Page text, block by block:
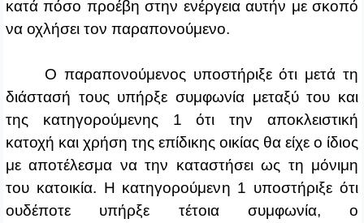
κατά πόσο προέβη στην ενέργεια αυτήν με σκοπό
να οχλήσει τον παραπονούμενο.
Ο παραπονούμενος υποστήριξε ότι μετά τη
διάστασή τους υπήρξε συμφωνία μεταξύ του και
της κατηγορούμενης 1 ότι την αποκλειστική
κατοχή και χρήση της επίδικης οικίας θα είχε ο ίδιος
με αποτέλεσμα να την καταστήσει ως τη μόνιμη
του κατοικία. Η κατηγορούμενη 1 υποστήριξε ότι
ουδέποτε υπήρξε τέτοια συμφωνία, ο